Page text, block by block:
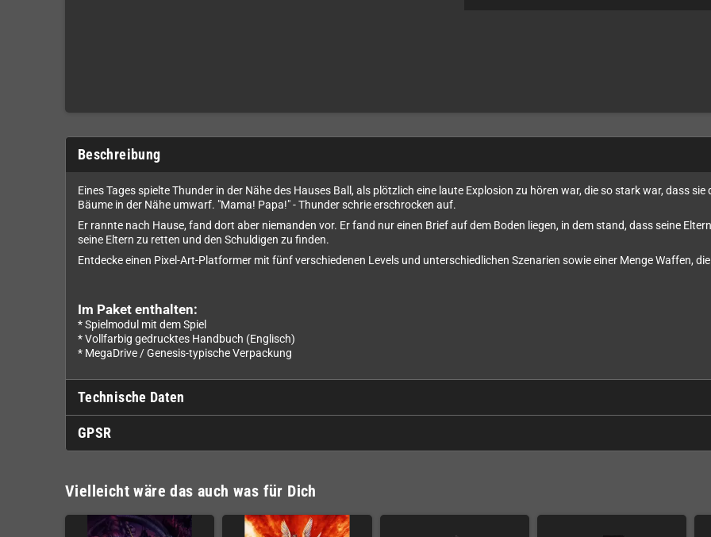
Beschreibung
Eines Tages spielte Thunder in der Nähe des Hauses Ball, als plötzlich eine laute Explosion zu hören war, die so stark war, dass
Bäume in der Nähe umwarf. "Mama! Papa!" - Thunder schrie erschrocken auf.
Er rannte nach Hause, fand dort aber niemanden vor. Er fand nur einen Brief auf dem Boden liegen, in dem stand, dass seine
seine Eltern zu retten und den Schuldigen zu finden.
Entdecke einen Pixel-Art-Platformer mit fünf verschiedenen Levels und unterschiedlichen Szenarien sowie einer Menge Waffen,
Im Paket enthalten:
* Spielmodul mit dem Spiel
* Vollfarbig gedrucktes Handbuch (Englisch)
* MegaDrive / Genesis-typische Verpackung
Technische Daten
GPSR
Vielleicht wäre das auch was für Dich